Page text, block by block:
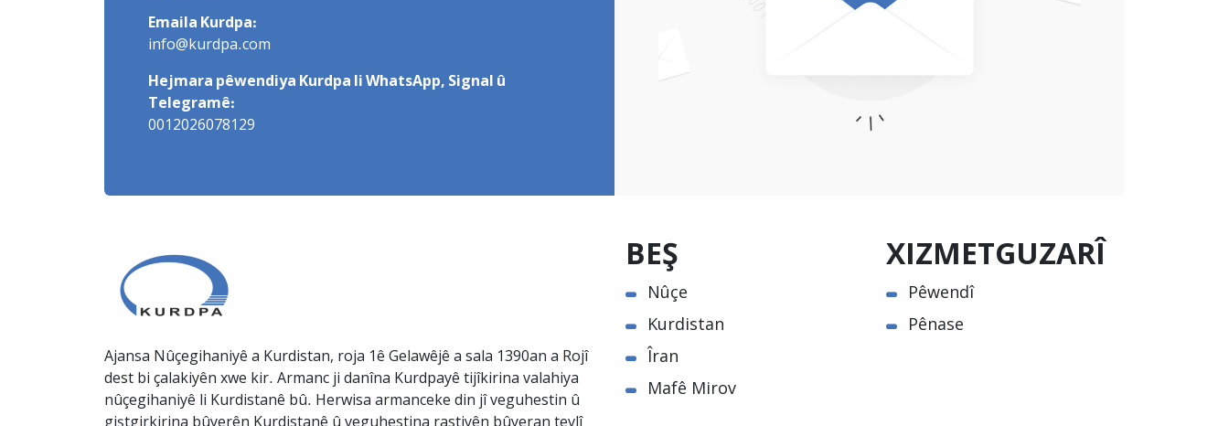
Emaila Kurdpa:
info@kurdpa.com
Hejmara pêwendiya Kurdpa li WhatsApp, Signal û
Telegramê:
0012026078129
Ajansa Nûçegihaniyê a Kurdistan, roja 1ê Gelawêjê a sala 1390an a Rojî
dest bi çalakiyên xwe kir. Armanc ji danîna Kurdpayê tijîkirina valahiya
nûçegihaniyê li Kurdistanê bû. Herwisa armanceke din jî veguhestin û
BEŞ
Nûçe
Kurdistan
Îran
Mafê Mirov
XIZMETGUZARÎ
Pêwendî
Pênase